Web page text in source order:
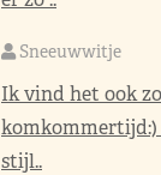
Sneeuwwitje
Ik vind het ook
stijl..